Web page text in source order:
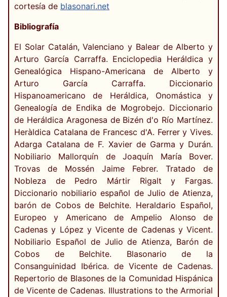
cortesía de blasonari.net
Bibliografía
El Solar Catalán, Valenciano y Balear de Alberto y
Arturo García Carraffa. Enciclopedia Heráldica y
Genealógica Hispano-Americana de Alberto y
Arturo García Carraffa. Diccionario
Hispanoamericano de Heráldica, Onomástica y
Genealogía de Endika de Mogrobejo. Diccionario
de Heráldica Aragonesa de Bizén d'o Río Martínez.
Heràldica Catalana de Francesc d'A. Ferrer y Vives.
Adarga Catalana de F. Xavier de Garma y Durán.
Nobiliario Mallorquín de Joaquín María Bover.
Trovas de Mossén Jaime Febrer. Tratado de
Nobleza de Pedro Mártir Rigalt y Fargas.
Diccionario nobiliario español de Julio de Atienza,
barón de Cobos de Belchite. Heraldario Español,
Europeo y Americano de Ampelio Alonso de
Cadenas y López y Vicente de Cadenas y Vicent.
Nobiliario Español de Julio de Atienza, Barón de
Cobos de Belchite. Blasonario de la
Consanguinidad Ibérica. de Vicente de Cadenas.
Repertorio de Blasones de la Comunidad Hispánica
de Vicente de Cadenas. Illustrations to the Armorial